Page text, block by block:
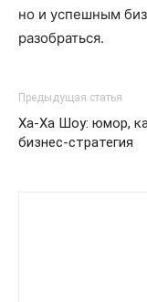
но и успешным
разобраться.
Предыдущая статья
Ха-Ха Шоу: юмор,
бизнес-стратегия